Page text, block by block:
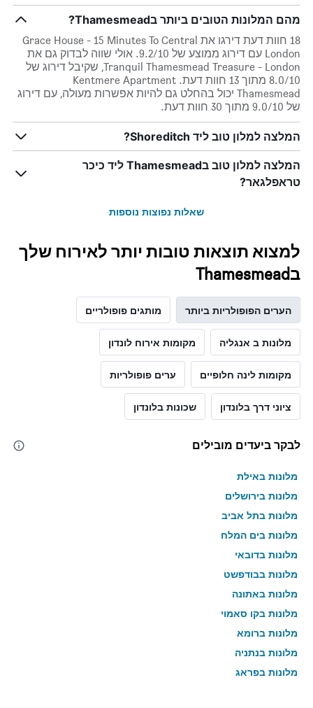
המציגים
את
ימי
השבוע.
התרשים
כולל
1
ציר
Y
את
מחיר
הממוצע
של
מהם המלונות הטובים ביותר בThamesmead?
18 חוות דעת דירגו את Grace House - 15 Minutes To Central
London עם דירוג ממוצע של 9.2/10. אולי שווה לבדוק גם את
Tranquil Thamesmead Treasure - London, שקיבל דירוג של
8.0/10 מתוך 13 חוות דעת. Kentmere Apartment
Thamesmead יכול בהחלט גם להיות אפשרות מעולה, עם דירוג
של 9.0/10 מתוך 30 חוות דעת.
המלצה למלון טוב ליד Shoreditch?
המלצה למלון טוב בThamesmead ליד כיכר
טראפלגאר?
שאלות נפוצות נוספות
למצוא תוצאות טובות יותר לאירוח שלך
בThamesmead
הערים הפופולריות ביותר מותגים פופולריים
מלונות ב אנגליה מקומות אירוח לונדון
מקומות לינה חלופיים ערים פופולריות
ציוני דרך בלונדון שכונות בלונדון
לבקר ביעדים מובילים
מלונות באילת
מלונות בירושלים
מלונות בתל אביב
מלונות בים המלח
מלונות בדובאי
מלונות בבודפשט
מלונות באתונה
מלונות בקו סאמוי
מלונות ברומא
מלונות בנתניה
מלונות בפראג